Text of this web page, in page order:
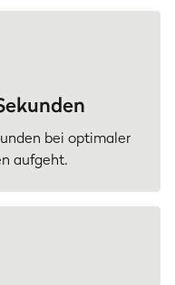
bei optimaler
aufgeht.